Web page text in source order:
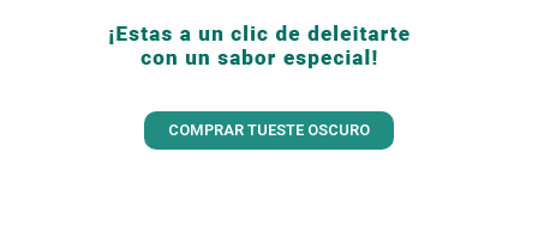
COMPRAR TUESTE OSCURO